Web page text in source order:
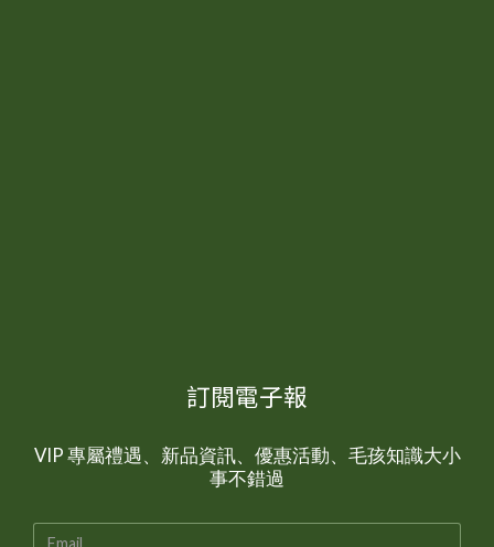
訂閱電子報
VIP 專屬禮遇、新品資訊、優惠活動、毛孩知識大小
事不錯過